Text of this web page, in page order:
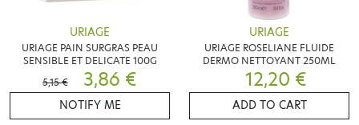
URIAGE
URIAGE PAIN SURGRAS PEAU
SENSIBLE ET DELICATE 100G
5,15 €
3,86 €
NOTIFY ME
URIAGE
URIAGE ROSELIANE FLUIDE
DERMO NETTOYANT 250ML
12,20 €
ADD TO CART